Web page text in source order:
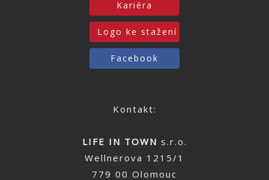
Kariéra
Logo ke stažení
Facebook
Kontakt:
LIFE IN TOWN s.r.o.
Wellnerova 1215/1
779 00 Olomouc